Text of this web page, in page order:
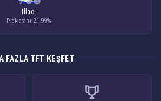
Illaoi
Pick oranı: 21.99%
FAZLA TFT KEŞFET